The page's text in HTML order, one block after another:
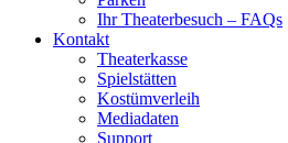
Ihr Theaterbesuch – FAQs
Kontakt
Theaterkasse
Spielstätten
Kostümverleih
Mediadaten
Support